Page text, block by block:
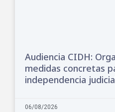
Audiencia CIDH:
medidas concretas
independencia
06/08/2026